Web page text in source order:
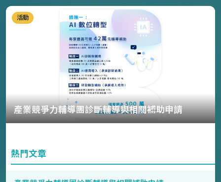
產業競爭力輔導團診斷輔導與相關補助申請
活動
熱門文章